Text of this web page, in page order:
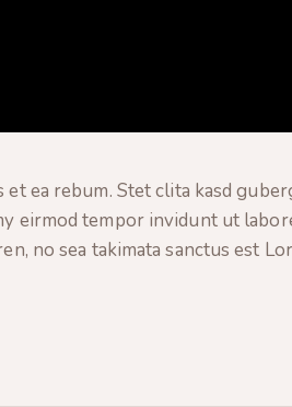
ea rebum. Stet clita kasd
eirmod tempor invidunt ut
no sea takimata sanctus est